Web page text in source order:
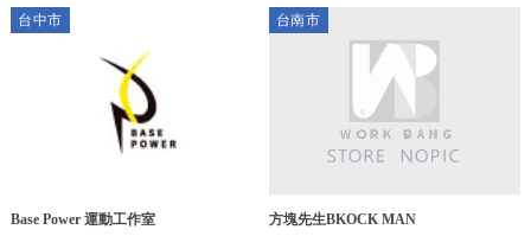
台中市
Base Power 運動工作室
台南市
方塊先生BKOCK MAN